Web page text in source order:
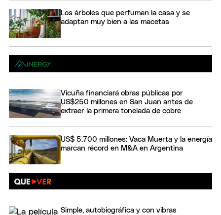
Los árboles que perfuman la casa y se
adaptan muy bien a las macetas
Vicuña financiará obras públicas por
US$250 millones en San Juan antes de
extraer la primera tonelada de cobre
US$ 5.700 millones: Vaca Muerta y la energía
marcan récord en M&A en Argentina
Simple, autobiográfica y con vibras